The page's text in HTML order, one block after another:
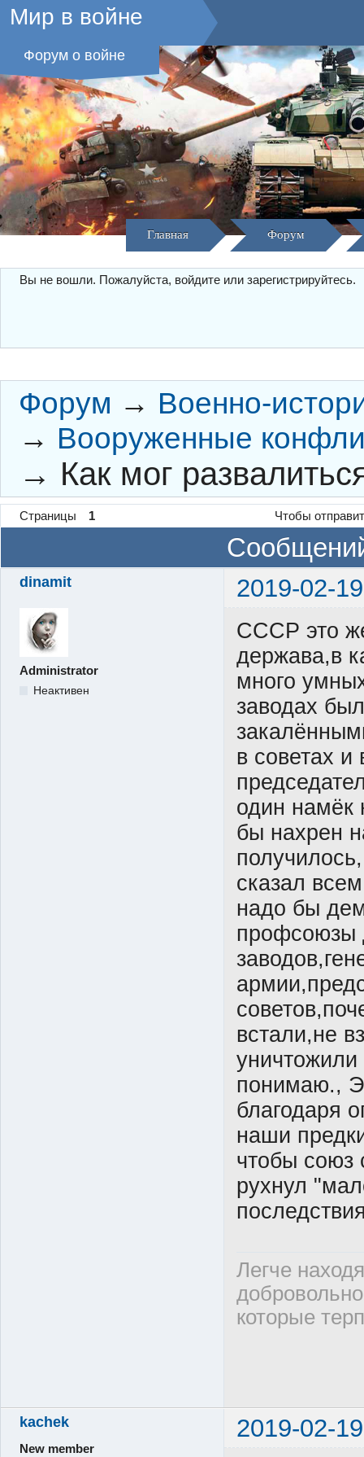
Мир в войне
Форум о войне
Главная Форум
Вы не вошли. Пожалуйста, войдите или зарегистрируйтесь.
Форум → Военно-
→ Вооруженные
→ Как мог
Страницы 1 Чтобы
dinamit 2019-02-
Administrator
Неактивен
СССР это
держава,в
много
заводах
в советах
один намёк
бы нахрен
сказал
надо бы
профсоюзы
встали,не
понимаю.,
благодаря
наши
чтобы союз
рухнул
Легче
которые
kachek 2019-02-
New member